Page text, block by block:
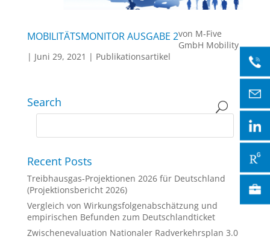
MOBILITÄTSMONITOR AUSGABE 2von M-Five
GmbH Mobility
| Juni 29, 2021 | Publikationsartikel
Search
Recent Posts
Treibhausgas-Projektionen 2026 für Deutschland
(Projektionsbericht 2026)
Vergleich von Wirkungsfolgenabschätzung und
empirischen Befunden zum Deutschlandticket
Zwischenevaluation Nationaler Radverkehrsplan 3.0